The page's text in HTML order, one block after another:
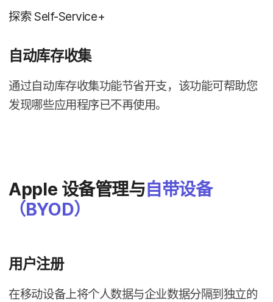
探索Self-Service+
自动​库​存收集
通过​自动​库​存收集功​能​节省​开支，​该​功​能​可​帮助​您​
发现​哪些​应用​程序​已​不​再​使用。
Apple 设备​管理​与自带​设备​
（BYOD）
用​户​注​册
在​移动​设备​上​将​个​人​数​据​与​企业​数据​分隔​到​独立​的​